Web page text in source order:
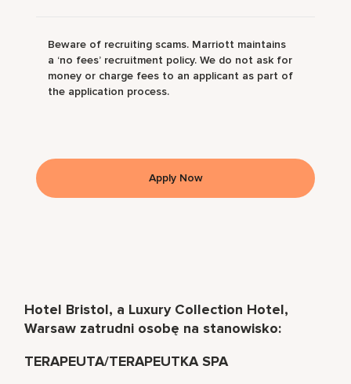
Hotel Bristol, a Luxury Collection Hotel,
Warsaw zatrudni osobę na stanowisko:
TERAPEUTA/TERAPEUTKA SPA
Beware of recruiting scams. Marriott maintains
a ‘no fees’ recruitment policy. We do not ask for
money or charge fees to an applicant as part of
the application process.
Apply Now